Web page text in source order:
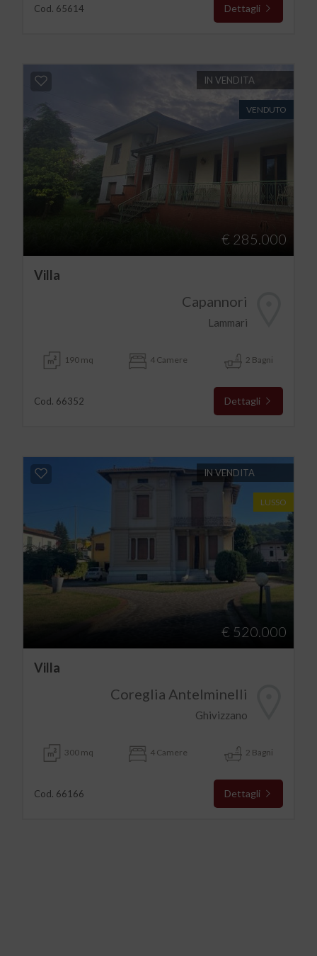
Cod. 65614 Dettagli
IN VENDITA
VENDUTO
€ 285.000
Villa
Capannori
Lammari
190 mq 4 Camere 2 Bagni
Cod. 66352 Dettagli
IN VENDITA
LUSSO
€ 520.000
Villa
Coreglia Antelminelli
Ghivizzano
300 mq 4 Camere 2 Bagni
Cod. 66166 Dettagli